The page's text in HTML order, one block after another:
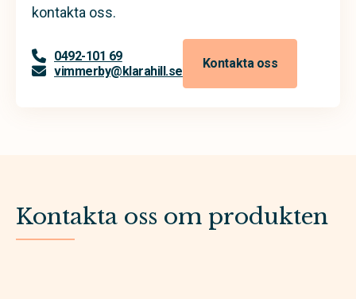
kontakta oss.
0492-101 69
vimmerby@klarahill.se
Kontakta oss
Kontakta oss om produkten